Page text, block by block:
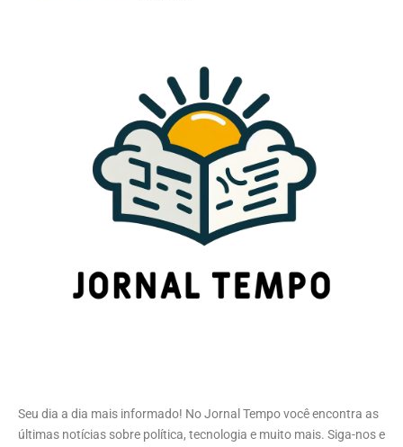
Seu dia a dia mais informado! No Jornal Tempo você encontra as
últimas notícias sobre política, tecnologia e muito mais. Siga-nos e